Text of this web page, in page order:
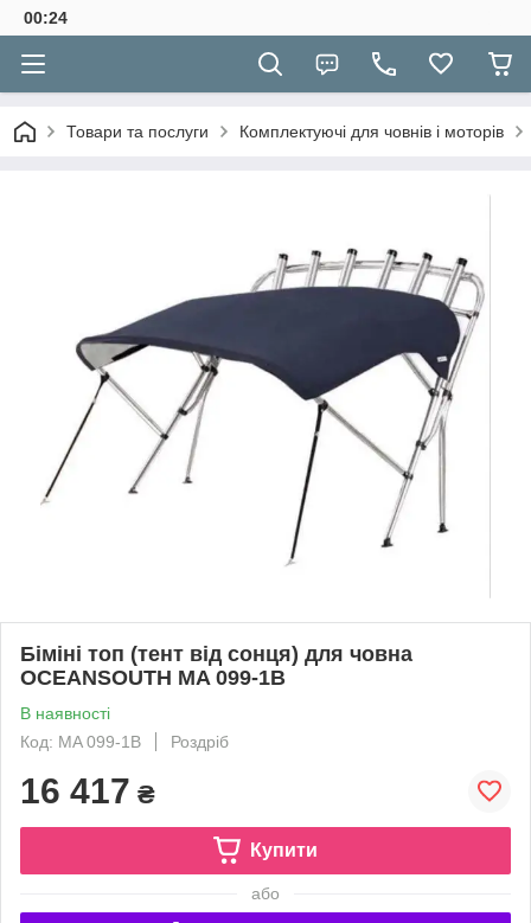
00:24
Товари та послуги Комплектуючі для човнів і моторів
Біміні топ (тент від сонця) для човна
OCEANSOUTH MA 099-1B
В наявності
Код: MA 099-1B
Роздріб
16 417 ₴
Купити
або